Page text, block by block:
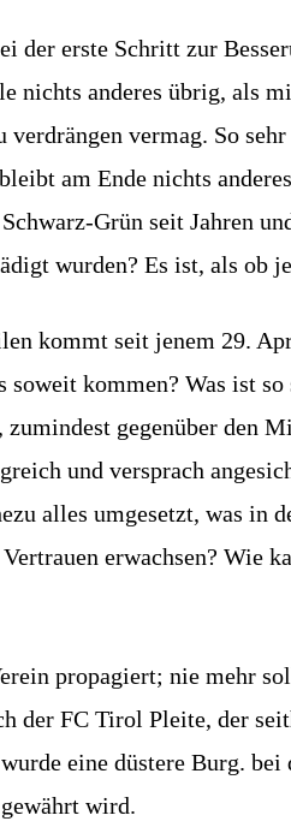
der erste Schritt zur
anderes übrig, als
vermag. So
am Ende nichts
Grün seit Jahren
wurden? Es ist, als ob
kommt seit jenem 29.
kommen? Was ist
gegenüber den
und versprach
alles umgesetzt, was
erwachsen? Wie
propagiert; nie mehr
der FC Tirol Pleite, der
eine düstere Burg.
wird.